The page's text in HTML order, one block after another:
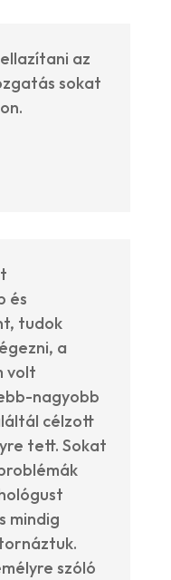
az
sokat
és
tudok
a
volt
nagyobb
célzott
tett. Sokat
mindig
szóló